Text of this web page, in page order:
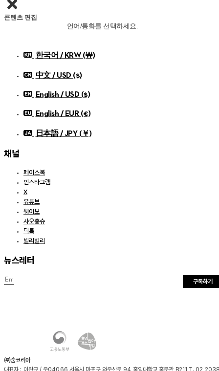
콘텐츠 편집
언어/통화를 선택하세요.
한국어 / KRW (￦)
中文 / USD ($)
English / USD ($)
English / EUR (€)
日本語 / JPY (￥)
채널
페이스북
인스타그램
X
유튜브
웨이보
샤오홍슈
틱톡
빌리빌리
뉴스레터
구독하기
㈜숨코리아
대표자 : 이완규 / 우04066 서울시 마포구 와우산로 94 홍익대학교 홍문관 B211 T. 02